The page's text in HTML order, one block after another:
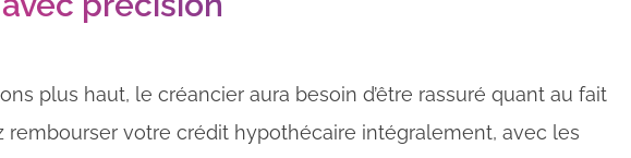
plus haut, le créancier aura besoin d’être rassuré quant au fait
rembourser votre crédit hypothécaire intégralement, avec les